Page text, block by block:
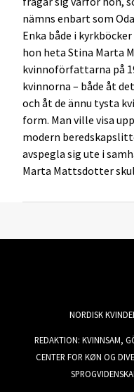
nämns enbart som
Enka både i
hon heta Stina Marta
kvinnoförfattarna på
kvinnorna – både åt
och åt de ännu tysta
form. Man ville visa
modern
avspegla sig ute i
Marta Mattsdotter
NORDISK
REDAKTION: KVINNSAM,
CENTER FOR KØN OG